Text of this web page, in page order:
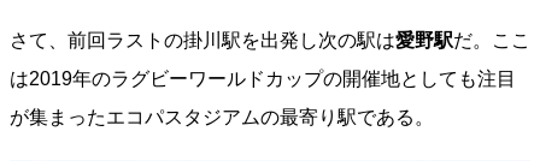
さて、前回ラストの掛川駅を出発し次の駅は愛野駅だ。ここ
は2019年のラグビーワールドカップの開催地としても注目
が集まったエコパスタジアムの最寄り駅である。